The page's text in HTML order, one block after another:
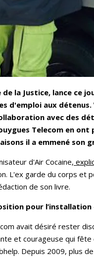
la Justice, lance ce
d'emploi aux
avec des
Telecom en
il a emmené son
d'Air Cocaine,
L'ex garde du corps
de son livre.
pour
avait désiré rester
et courageuse qui
Depuis 2009, plus